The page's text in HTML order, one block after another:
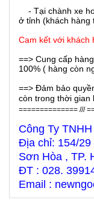
- Tại chành xe
ở tỉnh (khách hàng
Cam kết với khách
==> Cung cấp
100% ( hàng còn
==> Đảm bảo
còn trong thời gian
============== ///
Công Ty
Địa chỉ: 154/
Sơn Hòa , TP.
ĐT : 028.
Email :